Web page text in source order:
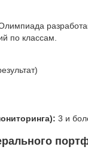
по классам.
3 и